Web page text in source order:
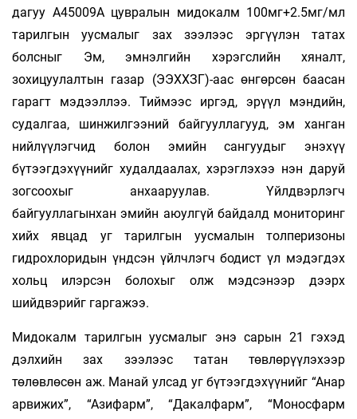
дагуу А45009А цувралын мидокалм 100мг+2.5мг/мл
тарилгын уусмалыг зах зээлээс эргүүлэн татах
болсныг Эм, эмнэлгийн хэрэгслийн хяналт,
зохицуулалтын газар (ЭЭХХЗГ)-аас өнгөрсөн баасан
гарагт мэдээллээ. Тиймээс иргэд, эрүүл мэндийн,
судалгаа, шинжилгээний байгууллагууд, эм ханган
нийлүүлэгчид болон эмийн сангуудыг энэхүү
бүтээгдэхүүнийг худалдаалах, хэрэглэхээ нэн даруй
зогсоохыг анхааруулав. Үйлдвэрлэгч
байгууллагынхан эмийн аюулгүй байдалд мониторинг
хийх явцад уг тарилгын уусмалын толперизоны
гидрохлоридын үндсэн үйлчлэгч бодист үл мэдэгдэх
хольц илэрсэн болохыг олж мэдсэнээр дээрх
шийдвэрийг гаргажээ.
Мидокалм тарилгын уусмалыг энэ сарын 21 гэхэд
дэлхийн зах зээлээс татан төвлөрүүлэхээр
төлөвлөсөн аж. Манай улсад уг бүтээгдэхүүнийг “Анар
арвижих”, “Азифарм”, “Дакалфарм”, “Моносфарм